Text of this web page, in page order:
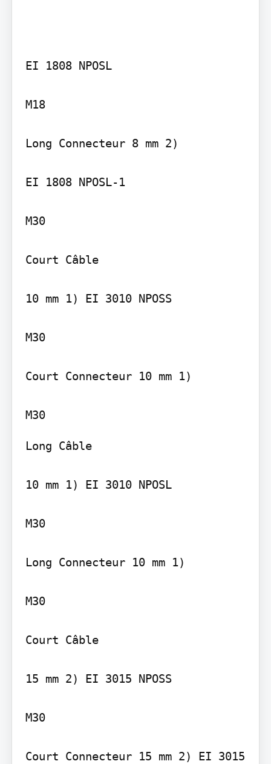
EI 1808 NPOSL
M18
Long Connecteur 8 mm 2)
EI 1808 NPOSL-1
M30
Court Câble
10 mm 1) EI 3010 NPOSS
M30
Court Connecteur 10 mm 1)
M30
Long Câble
10 mm 1) EI 3010 NPOSL
M30
Long Connecteur 10 mm 1)
M30
Court Câble
15 mm 2) EI 3015 NPOSS
M30
Court Connecteur 15 mm 2) EI 3015